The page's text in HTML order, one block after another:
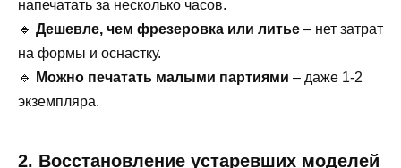
напечатать за несколько часов.
🔹 Дешевле, чем фрезеровка или литье – нет затрат
на формы и оснастку.
🔹
Можно печатать малыми партиями – даже 1-2
экземпляра.
2. Восстановление устаревших моделей